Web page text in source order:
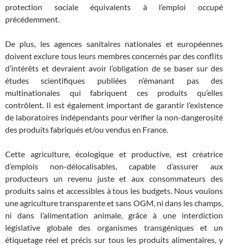
protection sociale équivalents à l’emploi occupé
précédemment.
De plus, les agences sanitaires nationales et européennes
doivent exclure tous leurs membres concernés par des conflits
d’intérêts et devraient avoir l’obligation de se baser sur des
études scientifiques publiées n’émanant pas des
multinationales qui fabriquent ces produits qu’elles
contrôlent. Il est également important de garantir l’existence
de laboratoires indépendants pour vérifier la non-dangerosité
des produits fabriqués et/ou vendus en France.
Cette agriculture, écologique et productive, est créatrice
d’emplois non-délocalisables, capable d’assurer aux
producteurs un revenu juste et aux consommateurs des
produits sains et accessibles à tous les budgets. Nous voulons
une agriculture transparente et sans OGM, ni dans les champs,
ni dans l’alimentation animale, grâce à une interdiction
législative globale des organismes transgéniques et un
étiquetage réel et précis sur tous les produits alimentaires, y